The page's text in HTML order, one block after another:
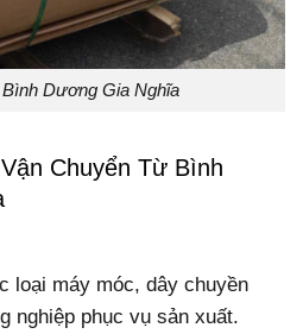
Dương Gia Nghĩa
Chuyển Từ Bình
loại máy móc, dây chuyền
nghiệp phục vụ sản xuất.